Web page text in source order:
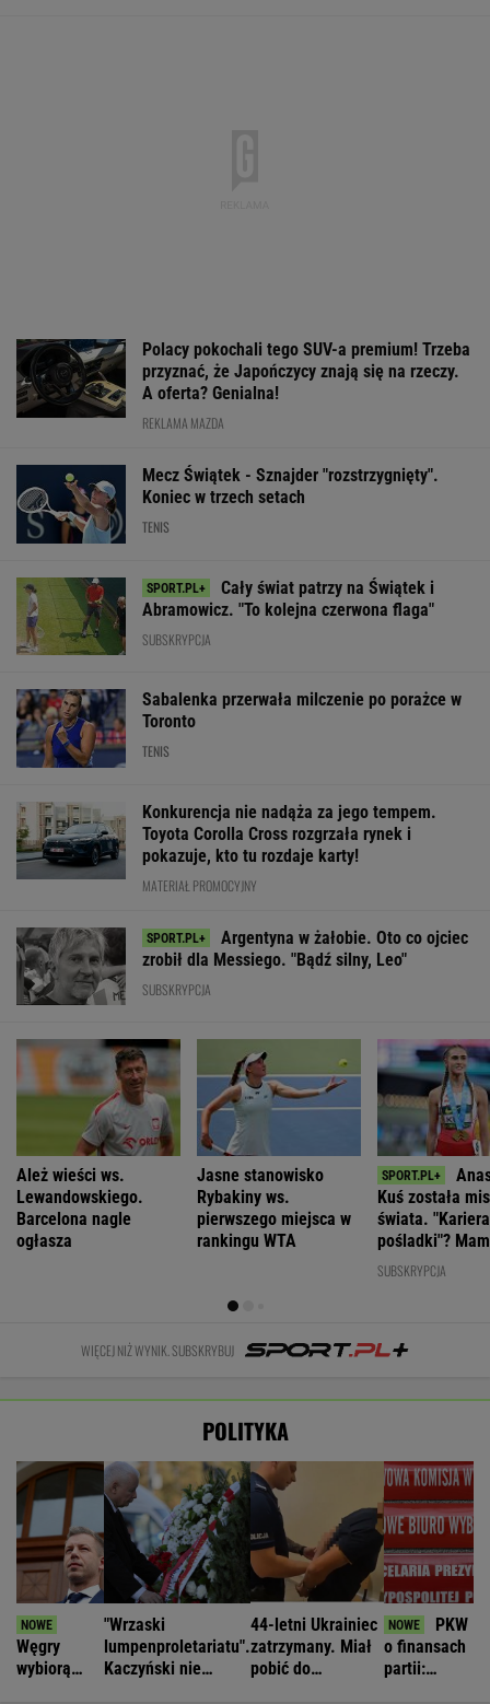
Polacy pokochali tego SUV-a premium! Trzeba
przyznać, że Japończycy znają się na rzeczy.
A oferta? Genialna!
REKLAMA MAZDA
Mecz Świątek - Sznajder "rozstrzygnięty".
Koniec w trzech setach
TENIS
Cały świat patrzy na Świątek i
Abramowicz. "To kolejna czerwona flaga"
SUBSKRYPCJA
Sabalenka przerwała milczenie po porażce w
Toronto
TENIS
Konkurencja nie nadąża za jego tempem.
Toyota Corolla Cross rozgrzała rynek i
pokazuje, kto tu rozdaje karty!
MATERIAŁ PROMOCYJNY
Argentyna w żałobie. Oto co ojciec
zrobił dla Messiego. "Bądź silny, Leo"
SUBSKRYPCJA
Ależ wieści ws.
Lewandowskiego.
Barcelona nagle
ogłasza
Jasne stanowisko
Rybakiny ws.
pierwszego miejsca w
rankingu WTA
Kuś została
świata.
pośladki"?
komentarz
SUBSKRYPCJA
WIĘCEJ NIŻ WYNIK. SUBSKRYBUJ
POLITYKA
Węgry
wybiorą
"Wrzaski
lumpenproletariatu".
Kaczyński nie
44-letni Ukrainiec
zatrzymany. Miał
pobić do
PKW
o finansach
partii: